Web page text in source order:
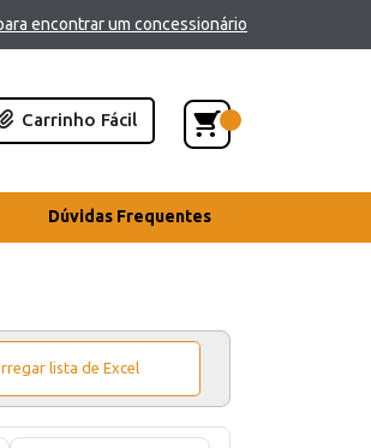
encontrar um concessionário
Carrinho Fácil
Dúvidas Frequentes
lista de Excel